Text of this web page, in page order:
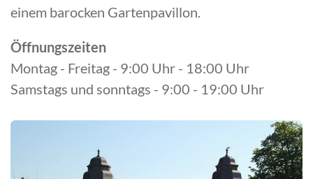
einem barocken Gartenpavillon.
Öffnungszeiten
Montag - Freitag - 9:00 Uhr - 18:00 Uhr
Samstags und sonntags - 9:00 - 19:00 Uhr